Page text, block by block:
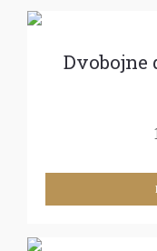
Dvobojne